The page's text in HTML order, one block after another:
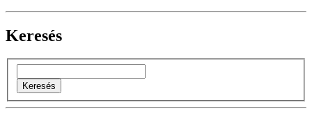
Keresés